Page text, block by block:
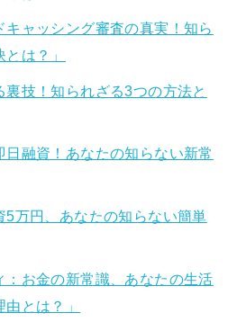
キャッシング審査の真実！知ら
は？」
裏技！知られざる3つの方法と
日融資！あなたの知らない新常
5万円、あなたの知らない簡単
：お金の新常識、あなたの生活
とは？」